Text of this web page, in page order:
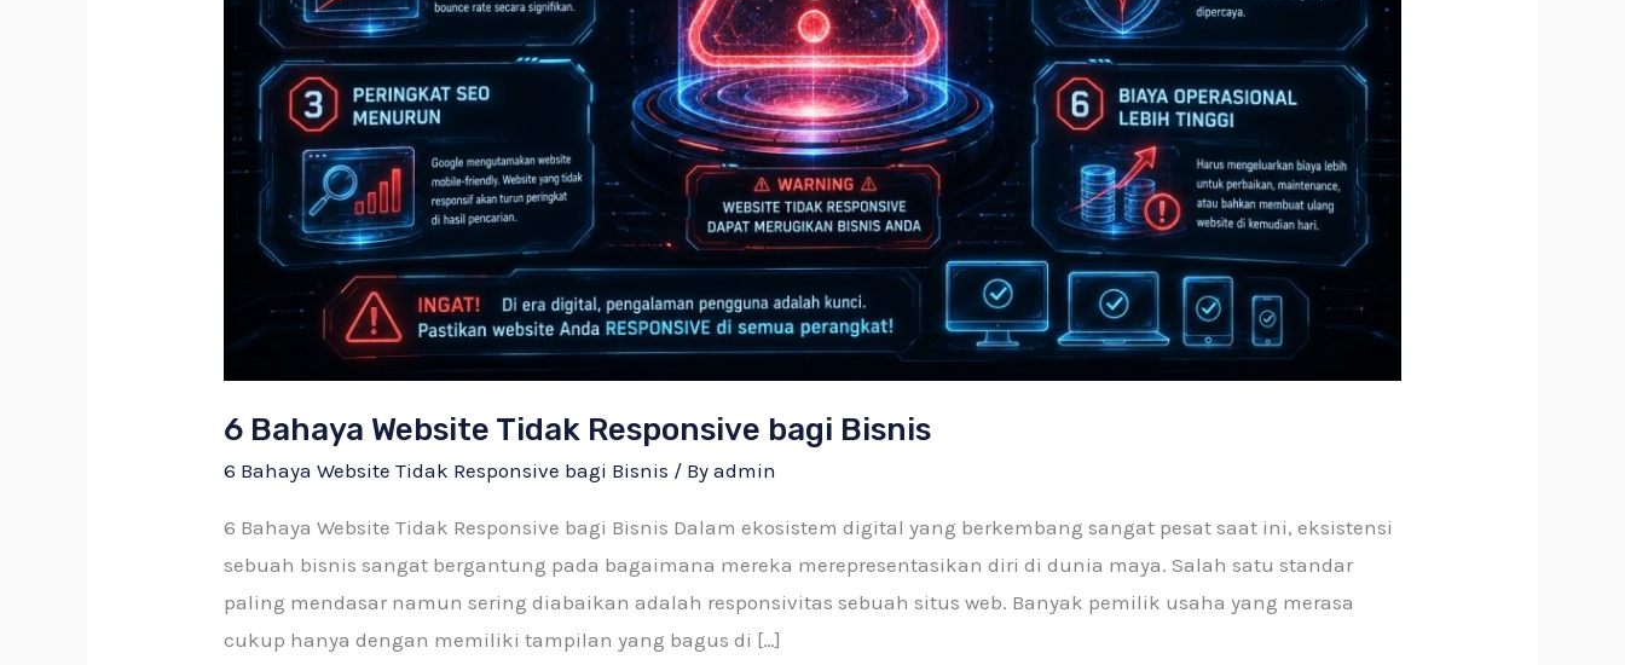
6 Bahaya Website Tidak Responsive bagi Bisnis
6 Bahaya Website Tidak Responsive bagi Bisnis / Byadmin
6 Bahaya Website Tidak Responsive bagi Bisnis Dalam ekosistem digital yang berkembang sangat pesat saat ini, eksistensi
sebuah bisnis sangat bergantung pada bagaimana mereka merepresentasikan diri di dunia maya. Salah satu standar
paling mendasar namun sering diabaikan adalah responsivitas sebuah situs web. Banyak pemilik usaha yang merasa
cukup hanya dengan memiliki tampilan yang bagus di […]